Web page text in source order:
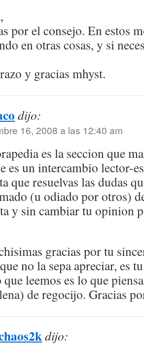
por el consejo. En estos
en otras cosas, y si
y gracias mhyst.
dijo:
16, 2008 a las 12:40 am
es la seccion que
es un intercambio lector-
que resuelvas las dudas
(u odiado por otros)
y sin cambiar tu opinion
gracias por tu
no la sepa apreciar, es
leemos es lo que
de regocijo. Gracias
dijo: